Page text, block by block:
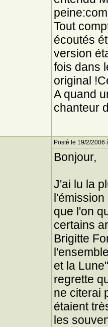
Tout
écoutés
version
fois dans
original
A quand
chanteur
Posté le 19/2/2006
Bonjour,
J'ai lu la
l'émission
que l'on
certains
Brigitte
et la
regrette
ne citerai
étaient
les